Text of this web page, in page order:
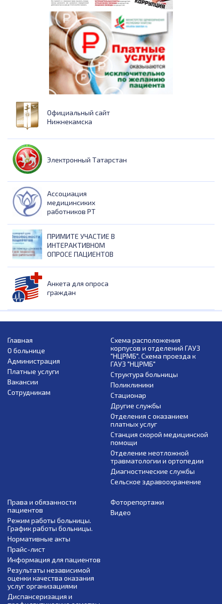
Официальный сайт
Нижнекамска
Электронный Татарстан
Ассоциация
медицинсиких
работников РТ
ПРИМИТЕ УЧАСТИЕ В
ИНТЕРАКТИВНОМ
ОПРОСЕ ПАЦИЕНТОВ
Анкета для опроса
граждан
Главная
О больнице
Администрация
Платные услуги
Вакансии
Сотрудникам
Схема расположения
корпусов и отделений ГАУЗ
"НЦРМБ". Схема проезда к
ГАУЗ "НЦРМБ"
Структура больницы
Поликлиники
Стационар
Другие службы
Отделения с оказанием
платных услуг
Станция скорой медицинской
помощи
Отделение неотложной
травматологии и ортопедии
Диагностические службы
Сельское здравоохранение
Права и обязанности
пациентов
Режим работы больницы.
График работы больницы.
Нормативные акты
Прайс-лист
Информация для пациентов
Результаты независимой
оценки качества оказания
услуг организациями
Диспансеризация и
Фоторепортажи
Видео